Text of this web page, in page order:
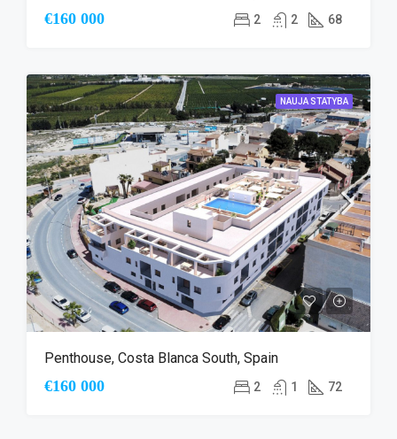
€160 000 2 2 68
NAUJA STATYBA
Penthouse, Costa Blanca South, Spain
€160 000 2 1 72